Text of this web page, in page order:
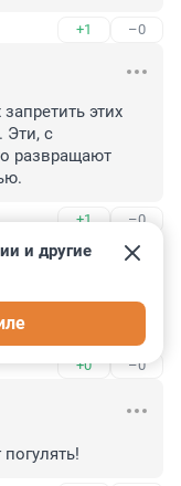
+1 –0
этих
Эти, с
развращают
+1 –0
и
+0 –0
и другие